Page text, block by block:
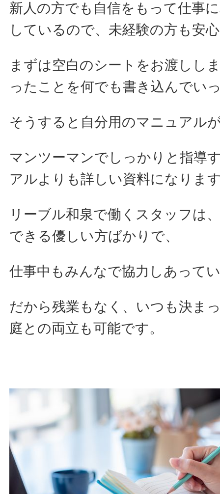
新人の方でも自信をもって仕事
しているので、未経験の方も安
まずは空白のシートをお渡しし
ったことを何でも書き込んでい
そうすると自分用のマニュアル
マンツーマンでしっかりと指導
アルよりも詳しい資料になりま
リーブル和泉で働くスタッフは
できる優しい方ばかりで、
仕事中もみんなで協力しあって
だから残業もなく、いつも決ま
庭との両立も可能です。